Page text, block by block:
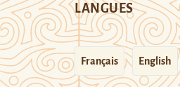
LANGUES
Français English